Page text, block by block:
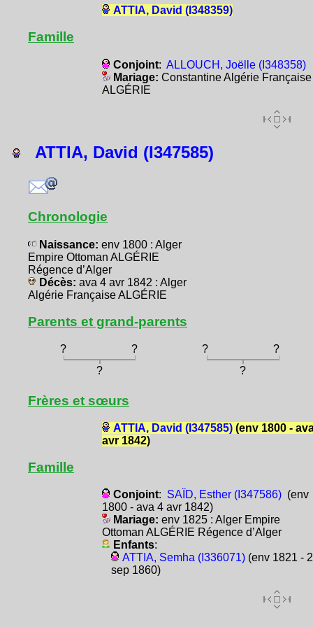
ATTIA, David (I348359)
Famille
Conjoint: ALLOUCH, Joëlle (I348358)
Mariage: Constantine Algérie Française
ALGÉRIE
ATTIA, David (I347585)
Chronologie
Naissance: env 1800 : Alger
Empire Ottoman ALGÉRIE
Régence d’Alger
Décès: ava 4 avr 1842 : Alger
Algérie Française ALGÉRIE
Parents et grand-parents
? ? ?
?
?
?
Frères et sœurs
ATTIA, David (I347585)(env 1800 -
avr 1842)
Famille
Conjoint: SAÏD, Esther (I347586)(env
1800 - ava 4 avr 1842)
Mariage: env 1825 : Alger Empire
Ottoman ALGÉRIE Régence d’Alger
Enfants:
ATTIA, Semha (I336071)(env 1821 -
sep 1860)